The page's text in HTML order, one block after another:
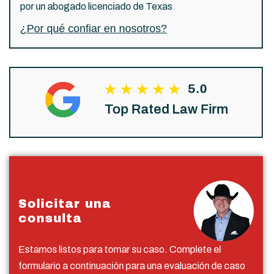
por un abogado licenciado de Texas
¿Por qué confiar en nosotros?
5.0
Top Rated Law Firm
Solicitar una
consulta
Estamos listos para tomar su caso. Complete el
formulario a continuación para una evaluación de caso